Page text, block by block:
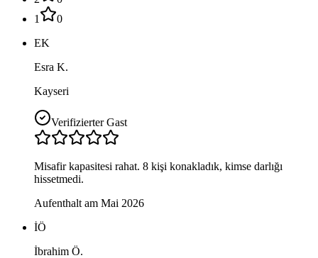
1
0
EK
Esra K.
Kayseri
Verifizierter Gast
Misafir kapasitesi rahat. 8 kişi konakladık, kimse darlığı
hissetmedi.
Aufenthalt am Mai 2026
İÖ
İbrahim Ö.